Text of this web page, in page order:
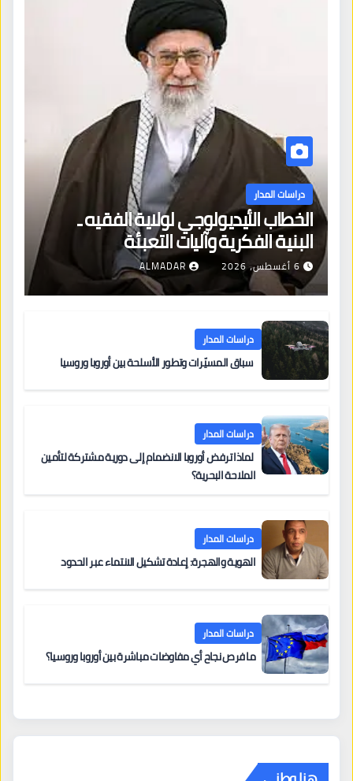
دراسات المدار
الخطاب الأيديولوجي لولاية الفقيه ـ
البنية الفكرية وآليات التعبئة
6 أغسطس، 2026 ALMADAR
دراسات المدار
سباق المسيّرات وتطور الأسلحة بين أوروبا وروسيا
دراسات المدار
لماذا ترفض أوروبا الانضمام إلى دورية مشتركة لتأمين
الملاحة البحرية؟
دراسات المدار
الهوية والهجرة: إعادة تشكيل الانتماء عبر الحدود
دراسات المدار
ما فرص نجاح أي مفاوضات مباشرة بين أوروبا وروسيا؟